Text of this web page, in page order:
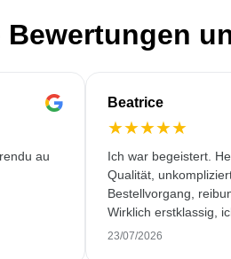
Bewertungen
au
Beatrice
★★★★★
Ich war begeistert.
Qualität,
Bestellvorgang,
Wirklich erstklassig,
wieder bei Ihnen
23/07/2026